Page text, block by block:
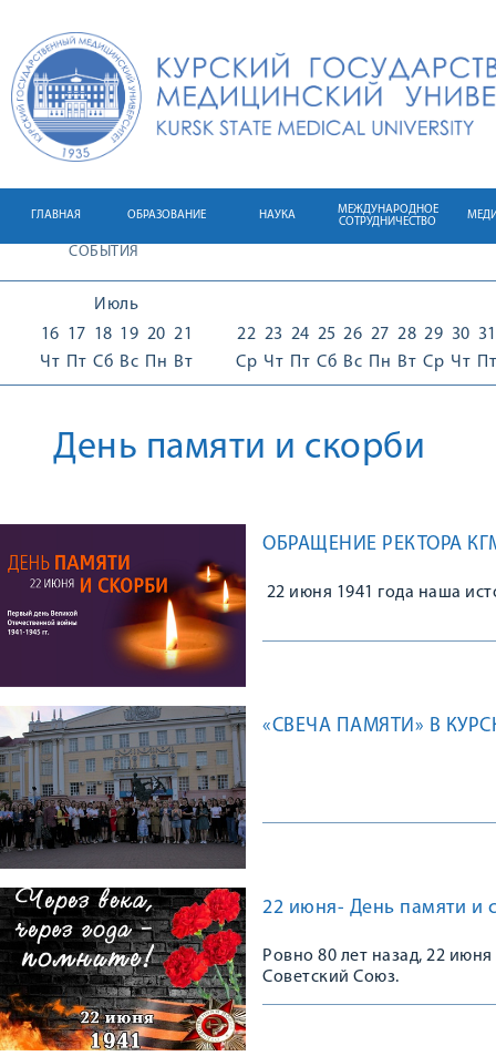
ГЛАВНАЯ ОБРАЗОВАНИЕ НАУКА
МЕЖДУНАРОДНОЕ
СОТРУДНИЧЕСТВО
СОБЫТИЯ
Июль
16
Чт
17
Пт
18
Сб
19
Вс
20
Пн
21
Вт
22
Ср
23
Чт
24
Пт
25
Сб
26
Вс
27
Пн
28
Вт
29
Ср
30
Чт
31
Пт
День памяти и скорби
ОБРАЩЕНИЕ РЕКТОРА
22 июня 1941 года наша
«СВЕЧА ПАМЯТИ» В
22 июня- День памяти и
Ровно 80 лет назад, 22
Советский Союз.